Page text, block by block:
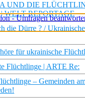
UND DIE
WELT REPORTAGE
die Dürre ? /
für ukrainische
Flüchtlinge | ARTE Re:
– Gemeinden